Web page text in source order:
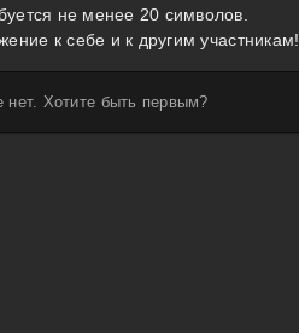
не менее 20 символов.
к себе и к другим участникам!
нет. Хотите быть первым?